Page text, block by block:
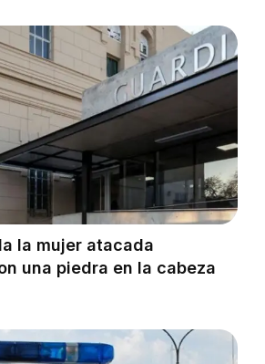
la mujer atacada
una piedra en la cabeza